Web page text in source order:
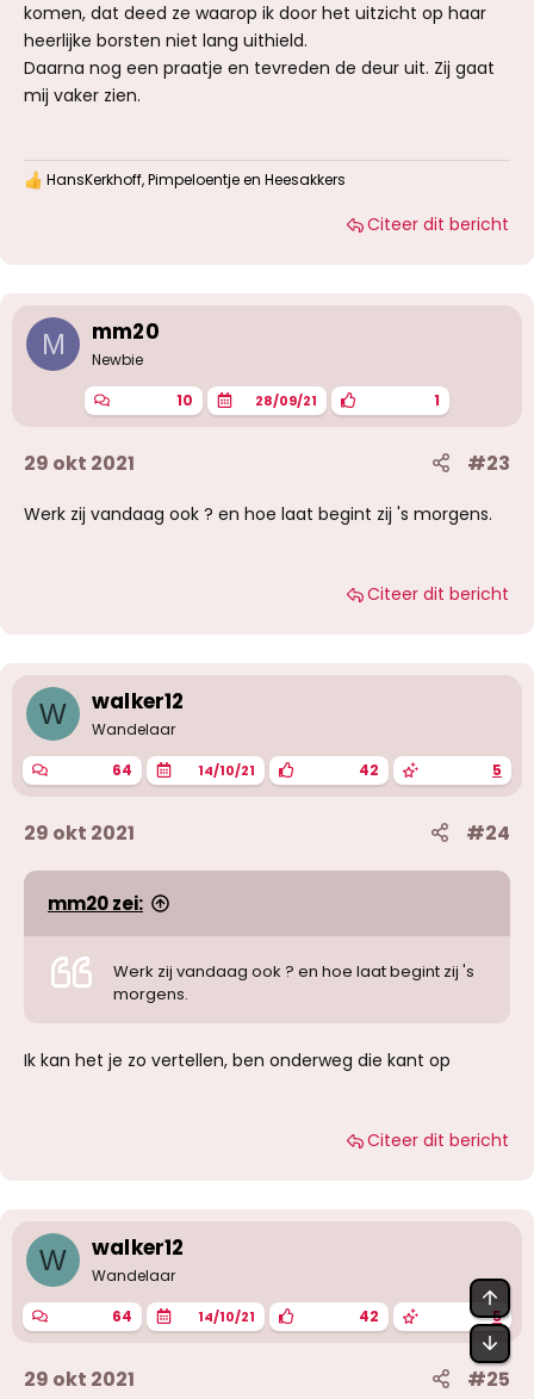
komen, dat deed ze waarop ik door het uitzicht op haar
heerlijke borsten niet lang uithield.
Daarna nog een praatje en tevreden de deur uit. Zij gaat
mij vaker zien.
W
n
g
HansKerkhoff,Pimpeloentjeen Heesakkers
Citeer dit bericht
M mm20
Newbie
10 28/09/21 1
29 okt 2021 #23
Werk zij vandaag ook ? en hoe laat begint zij 's morgens.
Citeer dit bericht
W walker12
Wandelaar
64 14/10/21 42 5
29 okt 2021 #24
mm20 zei:
Werk zij vandaag ook ? en hoe laat begint zij 's
morgens.
Ik kan het je zo vertellen, ben onderweg die kant op
Citeer dit bericht
W walker12
Wandelaar
64 14/10/21 42 5
29 okt 2021 #25